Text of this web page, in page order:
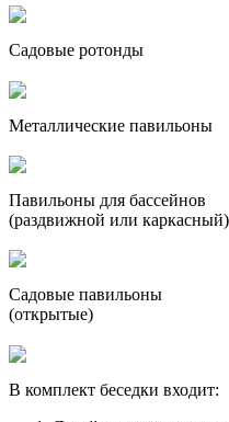
Садовые ротонды
Металлические павильоны
Павильоны для бассейнов
(раздвижной или каркасный)
Садовые павильоны
(открытые)
В комплект беседки входит: